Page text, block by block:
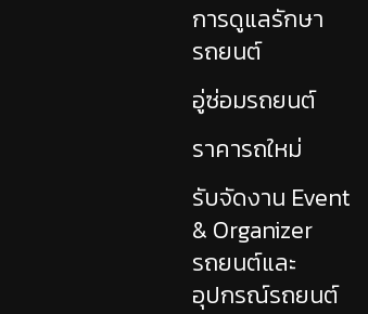
การดูแลรักษา
รถยนต์
อู่ซ่อมรถยนต์
ราคารถใหม่
รับจัดงาน Event
& Organizer
รถยนต์และ
อุปกรณ์รถยนต์